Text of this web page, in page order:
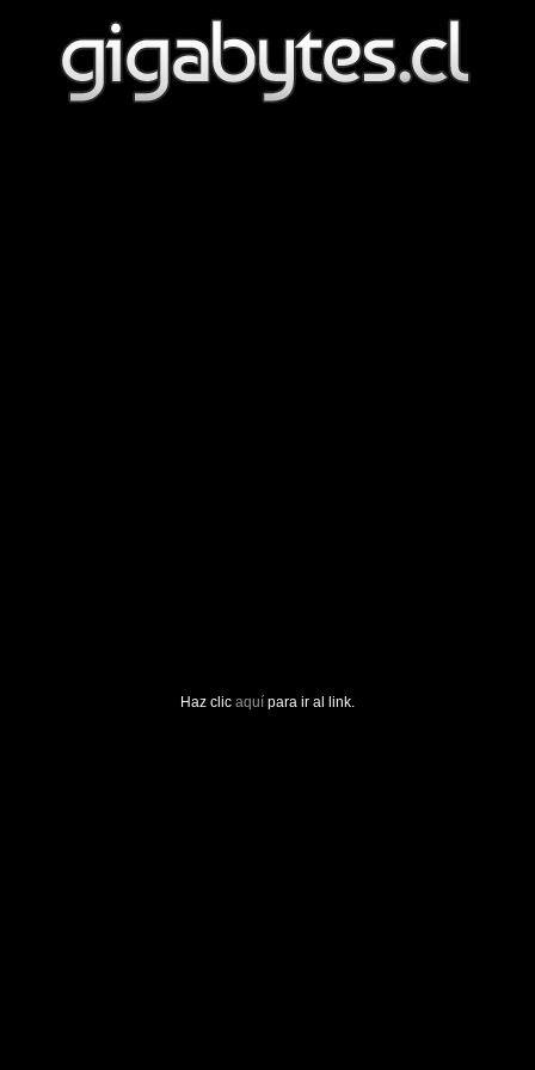
Haz clic aquí para ir al link.